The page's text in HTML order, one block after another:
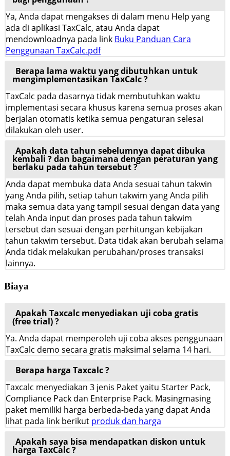
Ya, Anda dapat mengakses di dalam menu Help yang
ada di aplikasi TaxCalc, atau Anda dapat
mendownloadnya pada link Buku Panduan Cara
Penggunaan TaxCalc.pdf
Berapa lama waktu yang dibutuhkan untuk
mengimplementasikan TaxCalc ?
TaxCalc pada dasarnya tidak membutuhkan waktu
implementasi secara khusus karena semua proses akan
berjalan otomatis ketika semua pengaturan selesai
dilakukan oleh user.
Apakah data tahun sebelumnya dapat dibuka
kembali ? dan bagaimana dengan peraturan yang
berlaku pada tahun tersebut ?
Anda dapat membuka data Anda sesuai tahun takwin
yang Anda pilih, setiap tahun takwim yang Anda pilih
maka semua data yang tampil sesuai dengan data yang
telah Anda input dan proses pada tahun takwim
tersebut dan sesuai dengan perhitungan kebijakan
tahun takwim tersebut. Data tidak akan berubah selama
Anda tidak melakukan perubahan/proses transaksi
lainnya.
Biaya
Apakah Taxcalc menyediakan uji coba gratis
(free trial) ?
Ya. Anda dapat memperoleh uji coba akses penggunaan
TaxCalc demo secara gratis maksimal selama 14 hari.
Berapa harga Taxcalc ?
Taxcalc menyediakan 3 jenis Paket yaitu Starter Pack,
Compliance Pack dan Enterprise Pack. Masingmasing
paket memiliki harga berbeda-beda yang dapat Anda
lihat pada link berikut produk dan harga
Apakah saya bisa mendapatkan diskon untuk
harga TaxCalc ?